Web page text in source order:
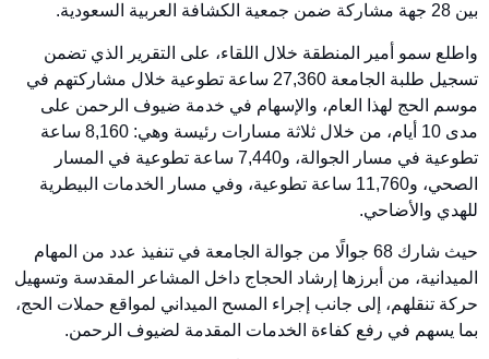
بين 28 جهة مشاركة ضمن جمعية الكشافة العربية السعودية.
واطلع سمو أمير المنطقة خلال اللقاء، على التقرير الذي تضمن
تسجيل طلبة الجامعة 27,360 ساعة تطوعية خلال مشاركتهم في
موسم الحج لهذا العام، والإسهام في خدمة ضيوف الرحمن على
مدى 10 أيام، من خلال ثلاثة مسارات رئيسة وهي: 8,160 ساعة
تطوعية في مسار الجوالة، و7,440 ساعة تطوعية في المسار
الصحي، و11,760 ساعة تطوعية، وفي مسار الخدمات البيطرية
للهدي والأضاحي.
حيث شارك 68 جوالًا من جوالة الجامعة في تنفيذ عدد من المهام
الميدانية، من أبرزها إرشاد الحجاج داخل المشاعر المقدسة وتسهيل
حركة تنقلهم، إلى جانب إجراء المسح الميداني لمواقع حملات الحج،
بما يسهم في رفع كفاءة الخدمات المقدمة لضيوف الرحمن.